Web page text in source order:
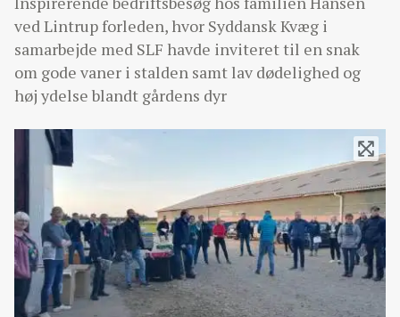
ved Lintrup forleden, hvor Syddansk Kvæg i
samarbejde med SLF havde inviteret til en snak
om gode vaner i stalden samt lav dødelighed og
høj ydelse blandt gårdens dyr